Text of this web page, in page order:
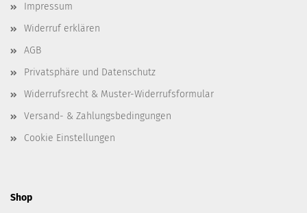
Impressum
Widerruf erklären
AGB
Privatsphäre und Datenschutz
Widerrufsrecht & Muster-Widerrufsformular
Versand- & Zahlungsbedingungen
Cookie Einstellungen
Shop